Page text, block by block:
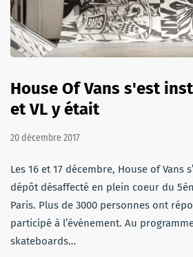
House Of Vans s'est
et VL y était
20 décembre 2017
Les 16 et 17 décembre, House of Vans
dépôt désaffecté en plein coeur du
Paris. Plus de 3000 personnes ont
participé à l’évènement. Au
skateboards…